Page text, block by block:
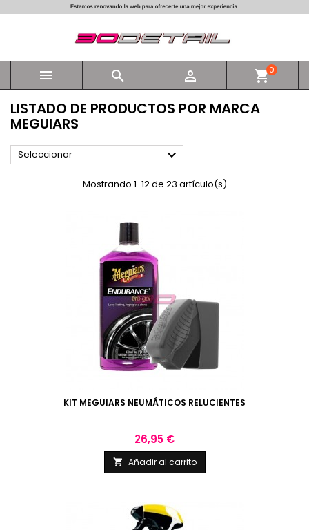
   shopping_cart0
LISTADO DE PRODUCTOS POR MARCA
MEGUIARS
Seleccionar 
Mostrando 1-12 de 23 artículo(s)
KIT MEGUIARS NEUMÁTICOS RELUCIENTES
Precio
26,95 €
 Añadir al carrito